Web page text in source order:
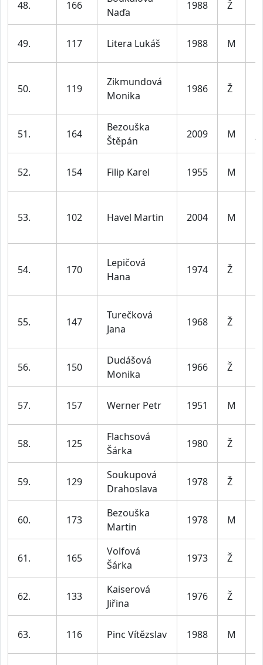
48. 166
Naďa
1988 Ž
49. 117 Litera Lukáš 1988 M
50. 119
Zikmundová
Monika
1986 Ž
51. 164
Bezouška
Štěpán
2009 M
52. 154 Filip Karel 1955 M
53. 102 Havel Martin 2004 M
54. 170
Lepičová
Hana
1974 Ž
55. 147
Turečková
Jana
1968 Ž
56. 150
Dudášová
Monika
1966 Ž
57. 157 Werner Petr 1951 M
58. 125
Flachsová
Šárka
1980 Ž
59. 129
Soukupová
Drahoslava
1978 Ž
60. 173
Bezouška
Martin
1978 M
61. 165
Volfová
Šárka
1973 Ž
62. 133
Kaiserová
Jiřina
1976 Ž
63. 116 Pinc Vítězslav 1988 M